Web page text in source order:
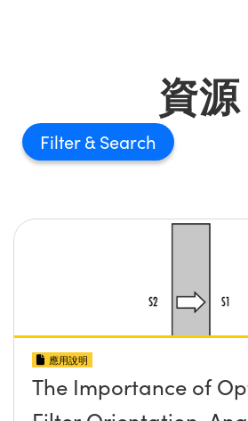
資源
Filter
應用說明
The Importance of